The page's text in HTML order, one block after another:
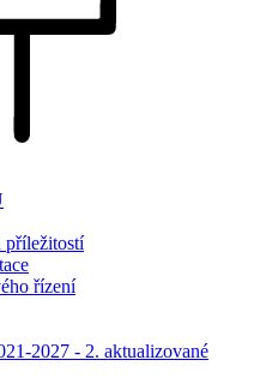
příležitostí
řízení
2027 - 2. aktualizované